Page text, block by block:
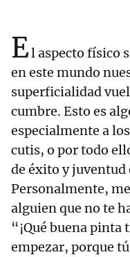
El aspecto físico
en este mundo
superficialidad
cumbre. Esto es
especialmente a
cutis, o por todo
de éxito y juventud
Personalmente,
alguien que no te
“¡Qué buena pinta
empezar, porque